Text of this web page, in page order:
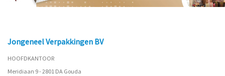
Jongeneel Verpakkingen BV
HOOFDKANTOOR
Meridiaan 9 - 2801 DA Gouda